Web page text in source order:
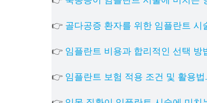
👉 골다공증 환자를 위한 임플란트
👉 임플란트 비용과 합리적인 선택 방
👉 임플란트 보험 적용 조건 및 활용법.